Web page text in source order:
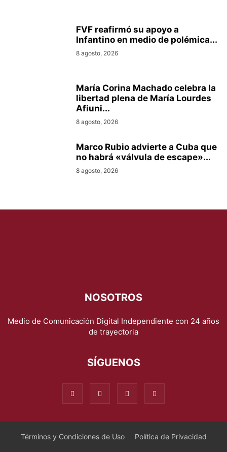
FVF reafirmó su apoyo a
Infantino en medio de polémica...
8 agosto, 2026
María Corina Machado celebra la
libertad plena de María Lourdes
Afiuni...
8 agosto, 2026
Marco Rubio advierte a Cuba que
no habrá «válvula de escape»...
8 agosto, 2026
NOSOTROS
Medio de Comunicación Digital Independiente con 24 años
de trayectoria
SÍGUENOS
Términos y Condiciones de Uso Política de Privacidad